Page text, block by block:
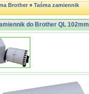
Brother»Taśma zamiennik
do Brother QL